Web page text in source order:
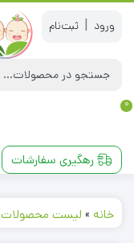
|
0
رهگیری سفارشات
خانه » لیست محصولات